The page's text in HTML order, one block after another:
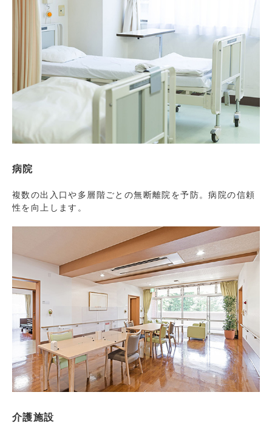
病院
複数の出入口や多層階ごとの無断離院を予防。病院の信頼
性を向上します。
介護施設